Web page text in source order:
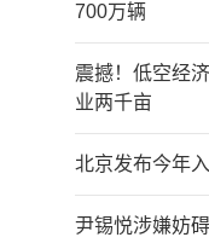
700万辆
震撼！低空经
业两千亩
北京发布今年
尹锡悦涉嫌妨